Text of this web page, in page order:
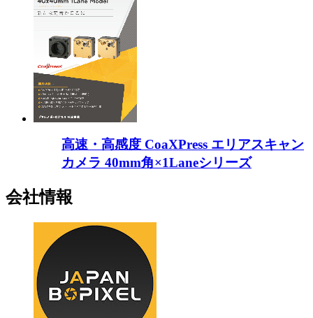
高速・高感度 CoaXPress エリアスキャン
カメラ 40mm角×1Laneシリーズ
会社情報